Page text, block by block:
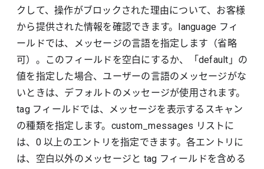
クして、操作がブロックされた理由について、お客様
から提供された情報を確認できます。language フィ
ールドでは、メッセージの言語を指定します（省略
可）。このフィールドを空白にするか、「default」の
値を指定した場合、ユーザーの言語のメッセージがな
いときは、デフォルトのメッセージが使用されます。
tag フィールドでは、メッセージを表示するスキャン
の種類を指定します。custom_messages リストに
は、0 以上のエントリを指定できます。各エントリに
は、空白以外のメッセージと tag フィールドを含める